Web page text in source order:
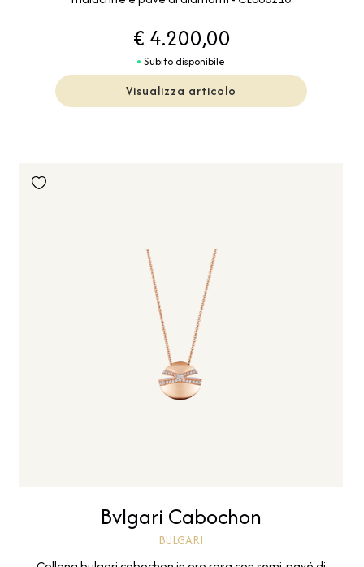
€ 4.200,00
Subito disponibile
Visualizza articolo
Bvlgari Cabochon
BULGARI